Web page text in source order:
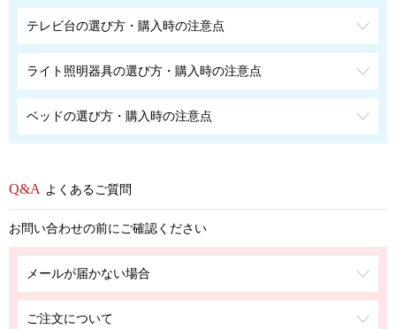
テレビ台の選び方・購入時の注意点
ライト照明器具の選び方・購入時の注意点
ベッドの選び方・購入時の注意点
よくあるご質問
お問い合わせの前にご確認ください
メールが届かない場合
ご注文について